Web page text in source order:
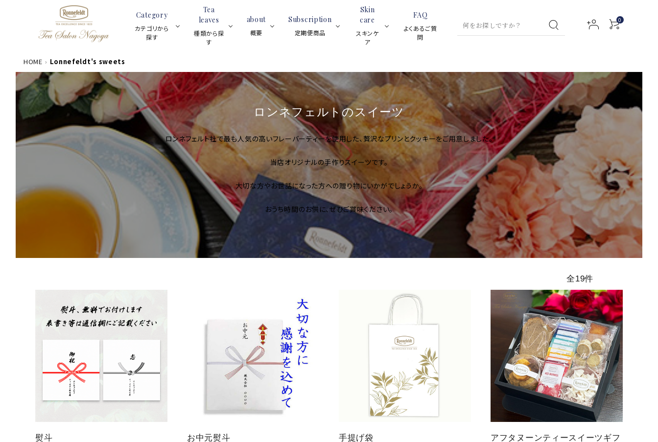
Category
カテゴリから
探す
数量限定商品 スイーツ アイスティー特集 お試しセット
茶葉100g
ティーベロップ
(ティーバッグ)
ジョイオブティー
(マグカップ用ティーバッ
グ)
アクセサリー
ギフトセット スキンケア用品 プチギフト その他商品
Tea
leaves
種類から探
す
ブラックティー フレーバーティー
グリーンティー
フルーツハーブティー
ルイボスティー
ウェルネスティー
（デトックス用）
ミルクティー
レモンティー アイスティー チャイ マタニティ
ノンカフェイン
シーズンティー
ハイグレードティー
about
概要
ティーサロ
ンについて
ロンネフェ
ルトの魅力
と歴史
コラム
Subscription
定期便商品
紅茶全般
ブラックティ
ー
フレーバーテ
ィー
グリーンティ
ー
フルーツハー
ブティー
ハーブティー
ルイボスティ
ー
（デトックス
用）
ミルクティー レモンティー アイスティー
チャイ
マタニティ
ティー
ティーベロッ
プ
ジョイオブテ
ィー
Skin
care
スキンケ
ア
スキン
ケア全
般
ハンド
ウォッ
ハンド
クリー
ム
ローシ
ネイル
オイル
ネイル
セラム
ファブ
リック
スプレ
ー
アロマ
バスオ
イル
FAQ
よくあるご質
問
0
ACCOUNT MENU
ログイン person 新規会員登録
カテゴリーから探す
プライバシーポリシー
特定商取引法について
HOME Lonnefeldt's sweets
ロンネフェルトのスイーツ
ロンネフェルト社で最も人気の高いフレーバーティーを使用した、贅沢なプリンとクッキーをご用意しました。
当店オリジナルの手作りスイーツです。
大切な方やお世話になった方への贈り物にいかがでしょうか。
おうち時間のお供に、ぜひご賞味ください。
全19件
熨斗 お中元熨斗 手提げ袋
アフタヌーンティースイーツギフ